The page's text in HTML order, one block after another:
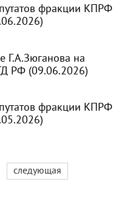
фракции КПРФ
Г.А.Зюганова на
РФ (09.06.2026)
фракции КПРФ
следующая